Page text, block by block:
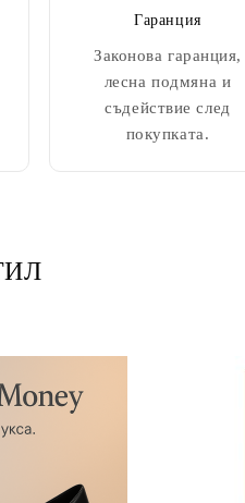
Гаранция
Законова гаранция,
лесна подмяна и
съдействие след
покупката.